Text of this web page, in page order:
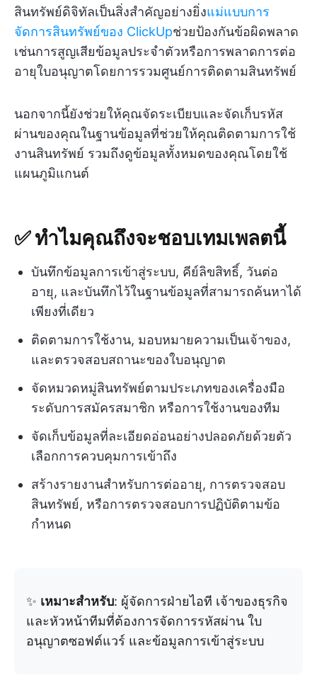
สินทรัพย์ดิจิทัลเป็นสิ่งสำคัญอย่างยิ่งแม่แบบการ
จัดการสินทรัพย์ของ ClickUpช่วยป้องกันข้อผิดพลาด
เช่นการสูญเสียข้อมูลประจำตัวหรือการพลาดการต่อ
อายุใบอนุญาตโดยการรวมศูนย์การติดตามสินทรัพย์
นอกจากนี้ยังช่วยให้คุณจัดระเบียบและจัดเก็บรหัส
ผ่านของคุณในฐานข้อมูลที่ช่วยให้คุณติดตามการใช้
งานสินทรัพย์ รวมถึงดูข้อมูลทั้งหมดของคุณโดยใช้
แผนภูมิแกนต์
✅ ทำไมคุณถึงจะชอบเทมเพลตนี้
บันทึกข้อมูลการเข้าสู่ระบบ, คีย์ลิขสิทธิ์, วันต่อ
อายุ, และบันทึกไว้ในฐานข้อมูลที่สามารถค้นหาได้
เพียงที่เดียว
ติดตามการใช้งาน, มอบหมายความเป็นเจ้าของ,
และตรวจสอบสถานะของใบอนุญาต
จัดหมวดหมู่สินทรัพย์ตามประเภทของเครื่องมือ
ระดับการสมัครสมาชิก หรือการใช้งานของทีม
จัดเก็บข้อมูลที่ละเอียดอ่อนอย่างปลอดภัยด้วยตัว
เลือกการควบคุมการเข้าถึง
สร้างรายงานสำหรับการต่ออายุ, การตรวจสอบ
สินทรัพย์, หรือการตรวจสอบการปฏิบัติตามข้อ
กำหนด
✨ เหมาะสำหรับ: ผู้จัดการฝ่ายไอที เจ้าของธุรกิจ
และหัวหน้าทีมที่ต้องการจัดการรหัสผ่าน ใบ
อนุญาตซอฟต์แวร์ และข้อมูลการเข้าสู่ระบบ